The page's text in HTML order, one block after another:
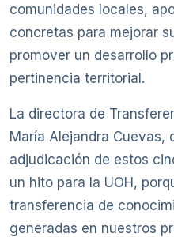
comunidades locales,
concretas para mejorar
promover un desarrollo
pertinencia territorial.
La directora de
María Alejandra Cuevas,
adjudicación de estos
un hito para la UOH,
transferencia de
generadas en nuestros